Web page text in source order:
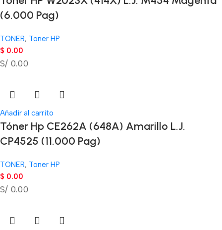
(6.000 Pag)
TONER, Toner HP
$ 0.00
S/ 0.00
Añadir al carrito
Tóner Hp CE262A (648A) Amarillo L.J.
CP4525 (11.000 Pag)
TONER, Toner HP
$ 0.00
S/ 0.00